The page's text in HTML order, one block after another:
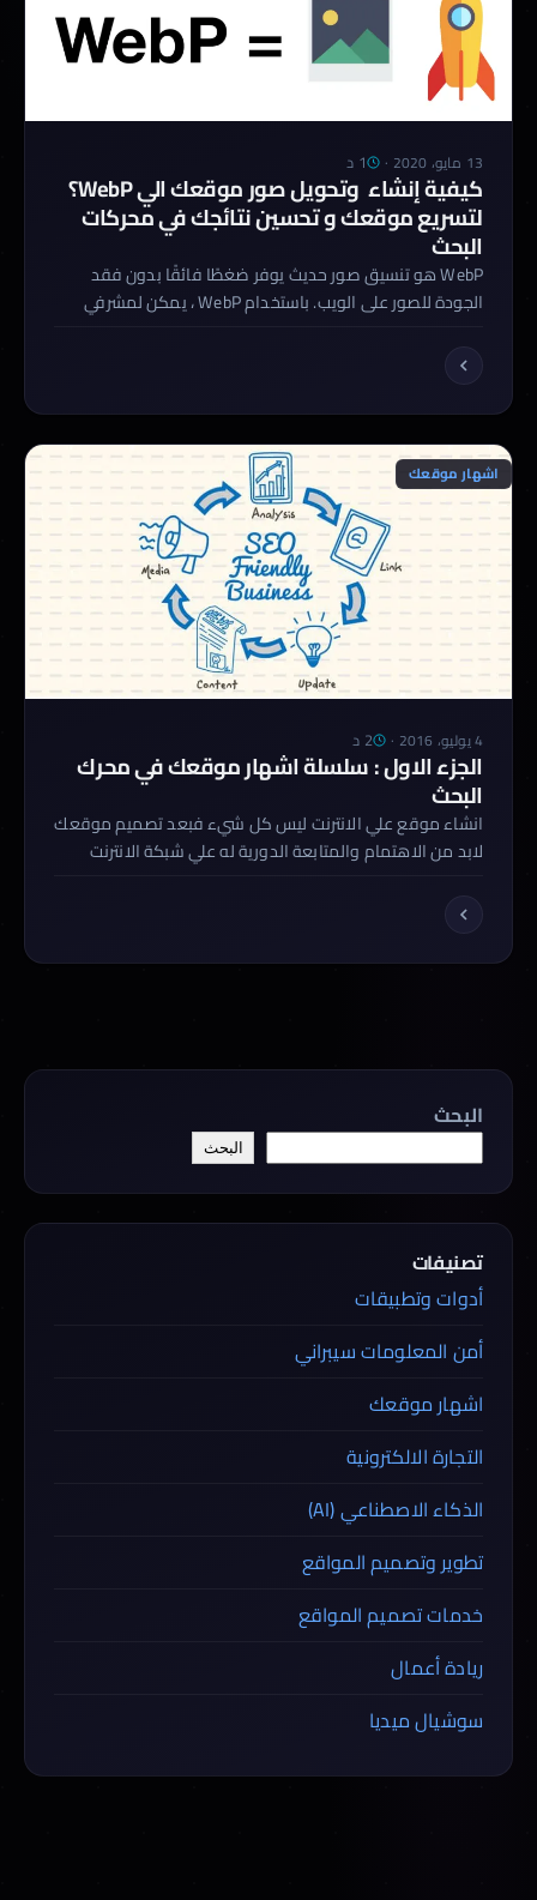
13 مايو، 2020 · 1 د
كيفية إنشاء وتحويل صور موقعك الي WebP؟
لتسريع موقعك و تحسين نتائجك في محركات
البحث
WebP هو تنسيق صور حديث يوفر ضغطًا فائقًا بدون فقد
الجودة للصور على الويب. باستخدام WebP ، يمكن لمشرفي
JPEG المماثلة في مؤشر جودة SSIM المكافئ. مدعوم […]
اشهار موقعك
4 يوليو، 2016 · 2 د
الجزء الاول : سلسلة اشهار موقعك في محرك
البحث
انشاء موقع علي الانترنت ليس كل شيء فبعد تصميم موقعك
لابد من الاهتمام والمتابعة الدورية له علي شبكة الانترنت
ونعطي اعتبار كبير لمحرك البحث لانه ثروة مجانية تستطيع من
خلاله الحصول علي زوار مستهدفين لنشر موقعك او منتج او
خدمه يقدمها موقعك و اشهار موقعك كيفية جعل […]
البحث
البحث
تصنيفات
أدوات وتطبيقات
أمن المعلومات سيبراني
اشهار موقعك
التجارة الالكترونية
الذكاء الاصطناعي (AI)
تطوير وتصميم المواقع
خدمات تصميم المواقع
ريادة أعمال
سوشيال ميديا